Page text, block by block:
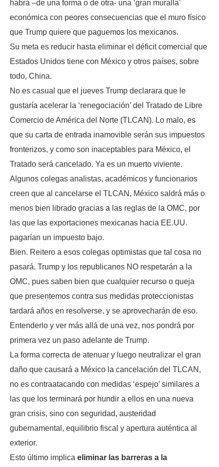
habrá –de una forma o de otra- una ‘gran muralla’
económica con peores consecuencias que el muro físico
que Trump quiere que paguemos los mexicanos.
Su meta es reducir hasta eliminar el déficit comercial que
Estados Unidos tiene con México y otros países, sobre
todo, China.
No es casual que el jueves Trump declarara que le
gustaría acelerar la ‘renegociación’ del Tratado de Libre
Comercio de América del Norte (TLCAN). Lo malo, es
que su carta de entrada inamovible serán sus impuestos
fronterizos, y como son inaceptables para México, el
Tratado será cancelado. Ya es un muerto viviente.
Algunos colegas analistas, académicos y funcionarios
creen que al cancelarse el TLCAN, México saldrá más o
menos bien librado gracias a las reglas de la OMC, por
las que las exportaciones mexicanas hacia EE.UU.
pagarían un impuesto bajo.
Bien. Reitero a esos colegas optimistas que tal cosa no
pasará. Trump y los republicanos NO respetarán a la
OMC, pues saben bien que cualquier recurso o queja
que presentemos contra sus medidas proteccionistas
tardará años en resolverse, y se aprovecharán de eso.
Entenderlo y ver más allá de una vez, nos pondrá por
primera vez un paso adelante de Trump.
La forma correcta de atenuar y luego neutralizar el gran
daño que causará a México la cancelación del TLCAN,
no es contraatacando con medidas ‘espejo’ similares a
las que los terminará por hundir a ellos en una nueva
gran crisis, sino con seguridad, austeridad
gubernamental, equilibrio fiscal y apertura auténtica al
exterior.
Esto último implica eliminar las barreras a la